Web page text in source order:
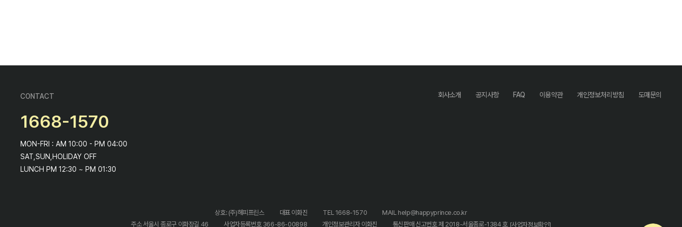
CONTACT
1668-1570
MON-FRI : AM 10:00 - PM 04:00
SAT,SUN,HOLIDAY OFF
LUNCH PM 12:30 ~ PM 01:30
회사소개 공지사항 FAQ 이용약관 개인정보처리방침 도매문의
상호: (주)해피프린스 대표 이화진 TEL 1668-1570
MAIL help@happyprince.co.kr
주소 서울시 종로구 이화장길 46
사업자등록번호 366-86-00898 개인정보관리자 이화진 통신판매 신고번호 제 2018-서울종로-1384 호 [사업자정보확인]